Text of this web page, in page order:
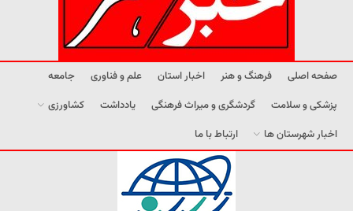
صفحه اصلی فرهنگ و هنر اخبار استان علم و فناوری
جامعه
پزشکی و سلامت
گردشگری و میراث فرهنگی یادداشت
کشاورزی
اخبار شهرستان ها
ارتباط با ما